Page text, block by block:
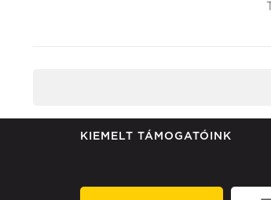
KIEMELT TÁMOGATÓINK